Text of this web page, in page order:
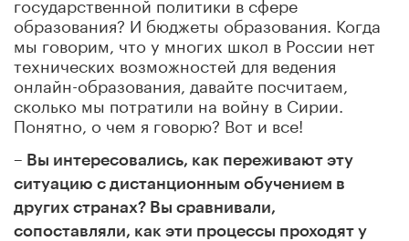
образования? И бюджеты образования. Когда
мы говорим, что у многих школ в России нет
технических возможностей для ведения
онлайн-образования, давайте посчитаем,
сколько мы потратили на войну в Сирии.
Понятно, о чем я говорю? Вот и все!
– Вы интересовались, как переживают эту
ситуацию с дистанционным обучением в
других странах? Вы сравнивали,
сопоставляли, как эти процессы проходят у